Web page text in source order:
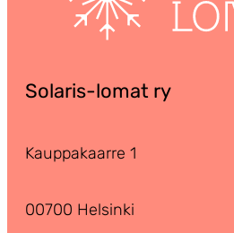
Solaris-lomat ry
Kauppakaarre 1
00700 Helsinki